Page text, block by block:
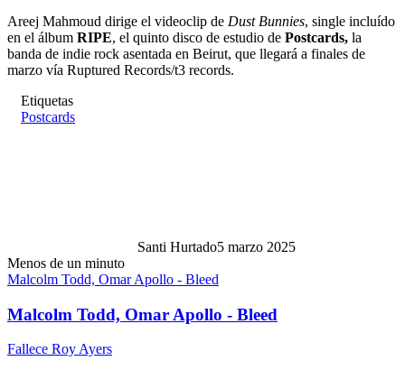
Areej Mahmoud dirige el videoclip de Dust Bunnies, single incluído
en el álbum RIPE, el quinto disco de estudio de Postcards, la
banda de indie rock asentada en Beirut, que llegará a finales de
marzo vía Ruptured Records/t3 records.
Etiquetas
Postcards
Santi Hurtado5 marzo 2025
Menos de un minuto
Malcolm Todd, Omar Apollo - Bleed
Malcolm Todd, Omar Apollo - Bleed
Fallece Roy Ayers